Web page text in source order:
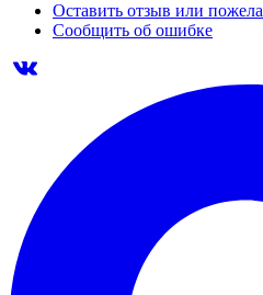
Оставить отзыв или
Сообщить об ошибке